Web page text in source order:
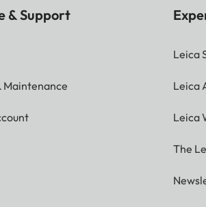
& Support
Maintenance
Leica
Leica
Leica
The